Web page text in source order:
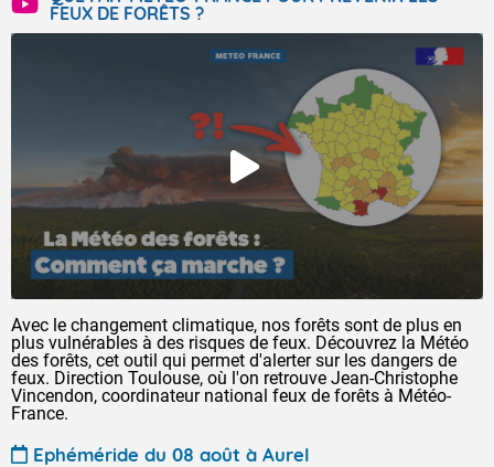
FEUX DE FORÊTS ?
Avec le changement climatique, nos forêts sont de plus en
plus vulnérables à des risques de feux. Découvrez la Météo
des forêts, cet outil qui permet d'alerter sur les dangers de
feux. Direction Toulouse, où l'on retrouve Jean-Christophe
Vincendon, coordinateur national feux de forêts à Météo-
France.
Ephéméride du 08 août à Aurel